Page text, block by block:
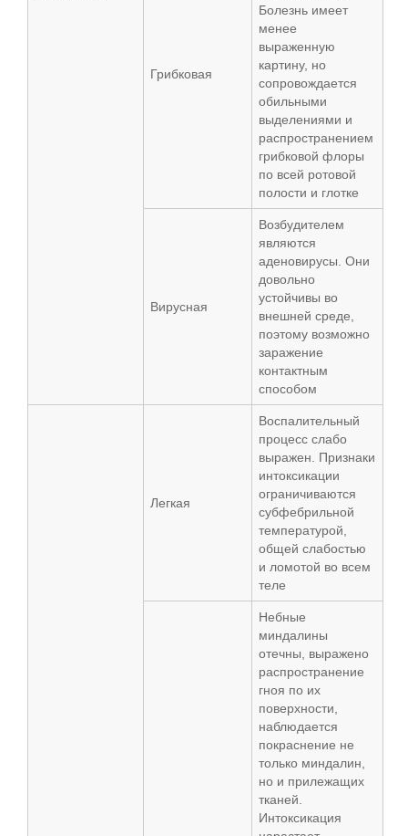
Грибковая
Болезнь имеет
менее
выраженную
картину, но
сопровождается
обильными
выделениями и
распространением
грибковой флоры
по всей ротовой
полости и глотке
Вирусная
Возбудителем
являются
аденовирусы. Они
довольно
устойчивы во
внешней среде,
поэтому возможно
заражение
контактным
способом
Легкая
Воспалительный
процесс слабо
выражен. Признаки
интоксикации
ограничиваются
субфебрильной
температурой,
общей слабостью
и ломотой во всем
теле
Небные
миндалины
отечны, выражено
распространение
гноя по их
поверхности,
наблюдается
покраснение не
только миндалин,
но и прилежащих
тканей.
Интоксикация